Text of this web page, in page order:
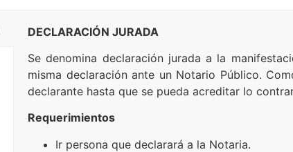
DECLARACIÓN JURADA
Se denomina declaración jurada a la
misma declaración ante un Notario Público.
declarante hasta que se pueda acreditar lo
Requerimientos
Ir persona que declarará a la Notaria.